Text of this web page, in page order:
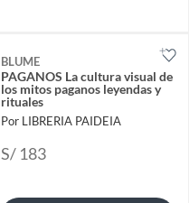
BLUME
PAGANOS La cultura visual de
los mitos paganos leyendas y
rituales
Por LIBRERIA PAIDEIA
S/ 183